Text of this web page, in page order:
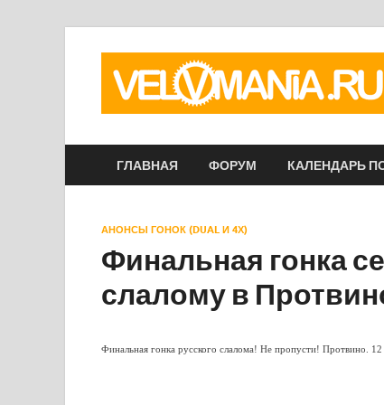
ГЛАВНАЯ ФОРУМ КАЛЕНДАРЬ
АНОНСЫ ГОНОК (DUAL И 4Х)
Финальная гонка
слалому в
Финальная гонка русского слалома! Не пропусти! Протвино.